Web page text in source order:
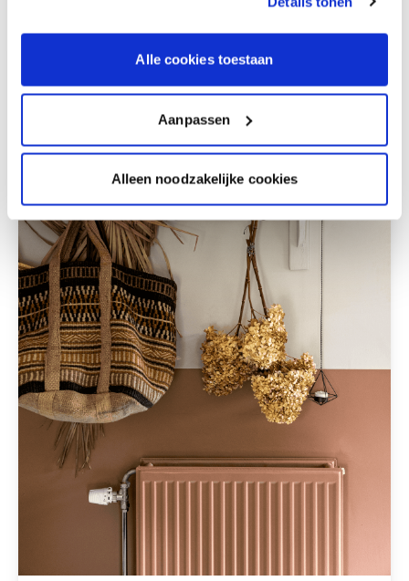
Alle cookies toestaan
Aanpassen
Alleen noodzakelijke cookies